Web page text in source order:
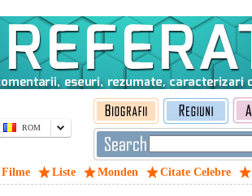
ROM
Filme Liste Monden Citate Celebre